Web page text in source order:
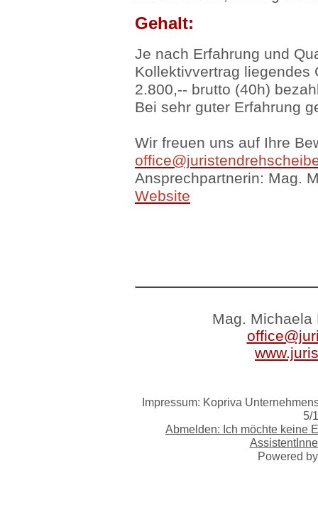
Gehalt:
Je nach Erfahrung und
Kollektivvertrag liegendes
2.800,-- brutto (40h)
Bei sehr guter Erfahrung
Wir freuen uns auf Ihre
Ansprechpartnerin: Mag.
Website
Mag. Michaela
Impressum: Kopriva
5/
Abmelden: Ich möchte keine
Powered